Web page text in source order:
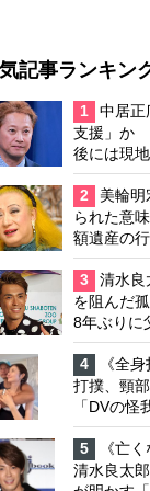
記事ランキン
1
中居正
支援」か
後には現
も知られ
ろ強まる
2
美輪明
られた意
額遺産の
私生活を
優が相続か
3
清水良
を阻んだ
8年ぶりに
演、本格
ていたが
「不安定な
4
《全
打撲、頸
「DVの怪
逮捕で始
5
《亡
清水良太